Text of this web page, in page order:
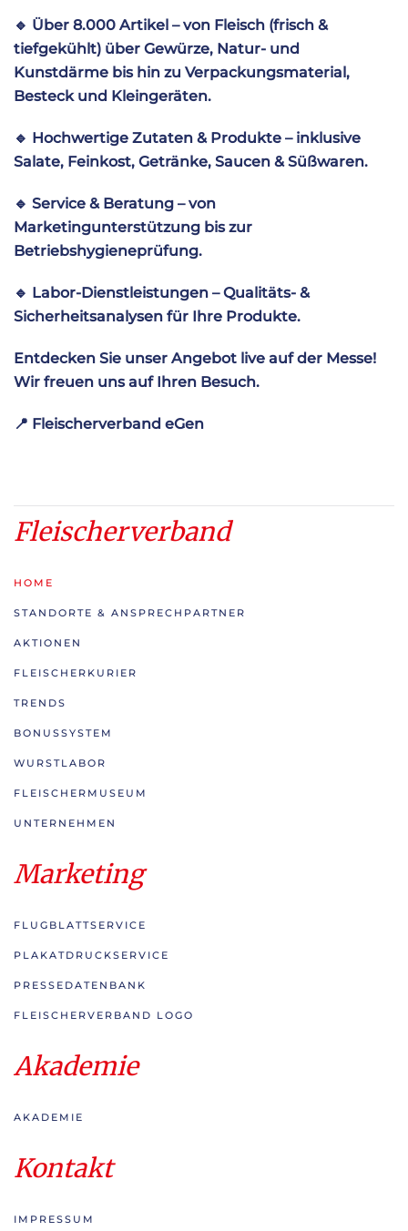
🔹 Über 8.000 Artikel – von Fleisch (frisch &
tiefgekühlt) über Gewürze, Natur- und
Kunstdärme bis hin zu Verpackungsmaterial,
Besteck und Kleingeräten.
🔹 Hochwertige Zutaten & Produkte – inklusive
Salate, Feinkost, Getränke, Saucen & Süßwaren.
🔹 Service & Beratung – von
Marketingunterstützung bis zur
Betriebshygieneprüfung.
🔹 Labor-Dienstleistungen – Qualitäts- &
Sicherheitsanalysen für Ihre Produkte.
Entdecken Sie unser Angebot live auf der Messe!
Wir freuen uns auf Ihren Besuch.
📍 Fleischerverband eGen
Fleischerverband
HOME
STANDORTE & ANSPRECHPARTNER
AKTIONEN
FLEISCHERKURIER
TRENDS
BONUSSYSTEM
WURSTLABOR
FLEISCHERMUSEUM
UNTERNEHMEN
Marketing
FLUGBLATTSERVICE
PLAKATDRUCKSERVICE
PRESSEDATENBANK
FLEISCHERVERBAND LOGO
Akademie
AKADEMIE
Kontakt
IMPRESSUM